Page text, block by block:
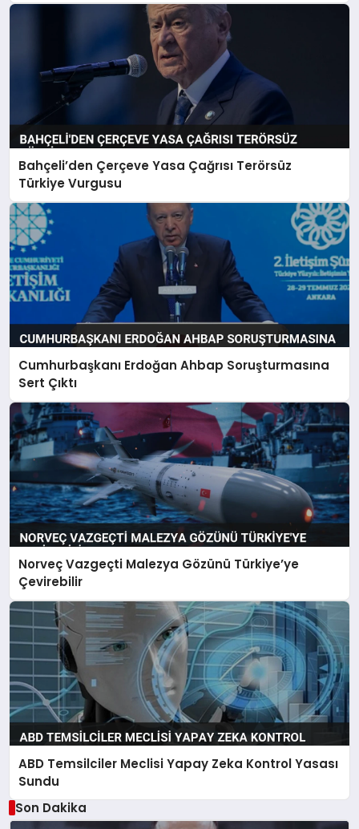
Bahçeli’den Çerçeve Yasa Çağrısı Terörsüz
Türkiye Vurgusu
Cumhurbaşkanı Erdoğan Ahbap Soruşturmasına
Sert Çıktı
Norveç Vazgeçti Malezya Gözünü Türkiye’ye
Çevirebilir
ABD Temsilciler Meclisi Yapay Zeka Kontrol Yasası
Sundu
Son Dakika